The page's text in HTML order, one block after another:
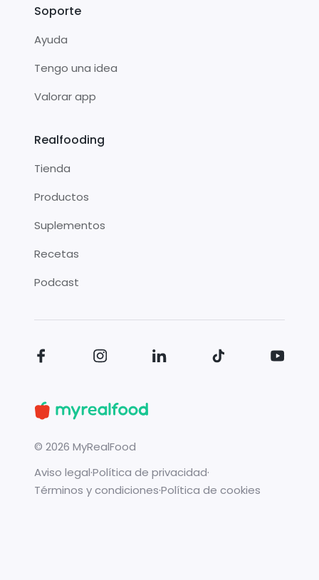
Soporte
Ayuda
Tengo una idea
Valorar app
Realfooding
Tienda
Productos
Suplementos
Recetas
Podcast
© 2026 MyRealFood
Aviso legal·Política de privacidad·
Términos y condiciones·Política de cookies